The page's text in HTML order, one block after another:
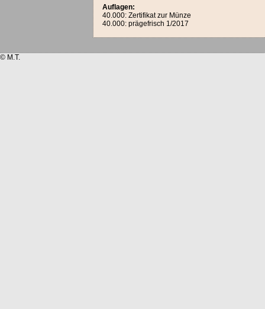
Auflagen:
40.000: Zertifikat zur Münze
40.000: prägefrisch 1/2017
© M.T.